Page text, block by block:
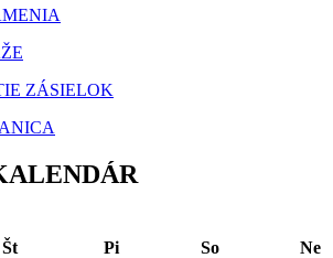
ZÁSIELOK
Št Pi So Ne